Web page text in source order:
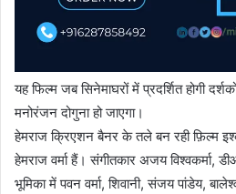
यह फिल्म जब सिनेमाघरों में प्रदर्शित होगी
मनोरंजन दोगुना हो जाएगा।
हेमराज क्रिएशन बैनर के तले बन रही फ़िल्म
हेमराज वर्मा हैं। संगीतकार अजय विश्वकर्मा,
भूमिका में पवन वर्मा, शिवानी, संजय पांडेय,